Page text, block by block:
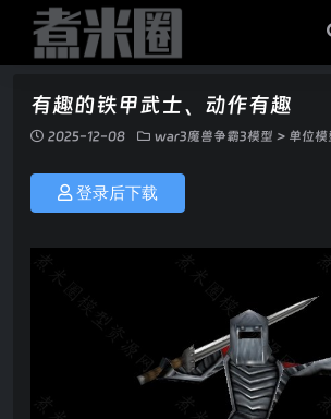
有趣的铁甲武士、动作有趣
2025-12-08 war3魔兽争霸3模型 > 单位模
登录后下载